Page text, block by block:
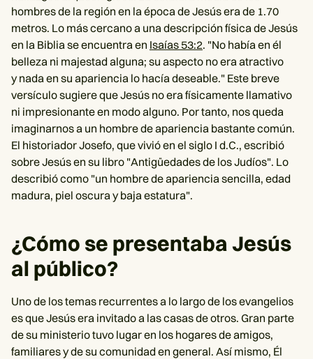
hombres de la región en la época de Jesús era de 1.70
metros. Lo más cercano a una descripción física de Jesús
en la Biblia se encuentra en Isaías 53:2. "No había en él
belleza ni majestad alguna; su aspecto no era atractivo
y nada en su apariencia lo hacía deseable." Este breve
versículo sugiere que Jesús no era físicamente llamativo
ni impresionante en modo alguno. Por tanto, nos queda
imaginarnos a un hombre de apariencia bastante común.
El historiador Josefo, que vivió en el siglo I d.C., escribió
sobre Jesús en su libro "Antigüedades de los Judíos". Lo
describió como "un hombre de apariencia sencilla, edad
madura, piel oscura y baja estatura".
¿Cómo se presentaba Jesús
al público?
Uno de los temas recurrentes a lo largo de los evangelios
es que Jesús era invitado a las casas de otros. Gran parte
de su ministerio tuvo lugar en los hogares de amigos,
familiares y de su comunidad en general. Así mismo, Él